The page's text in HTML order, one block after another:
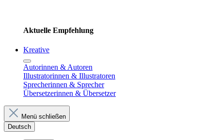
Aktuelle Empfehlung
Kreative
Autorinnen & Autoren
Illustratorinnen & Illustratoren
Sprecherinnen & Sprecher
Übersetzerinnen & Übersetzer
Menü schließen
Deutsch